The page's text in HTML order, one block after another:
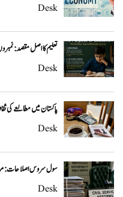
Desk
تعلیم کا اصل مقصد:
Desk
پاکستان میں مطالعے کی
Desk
سول سروس اصلاحات:
Desk